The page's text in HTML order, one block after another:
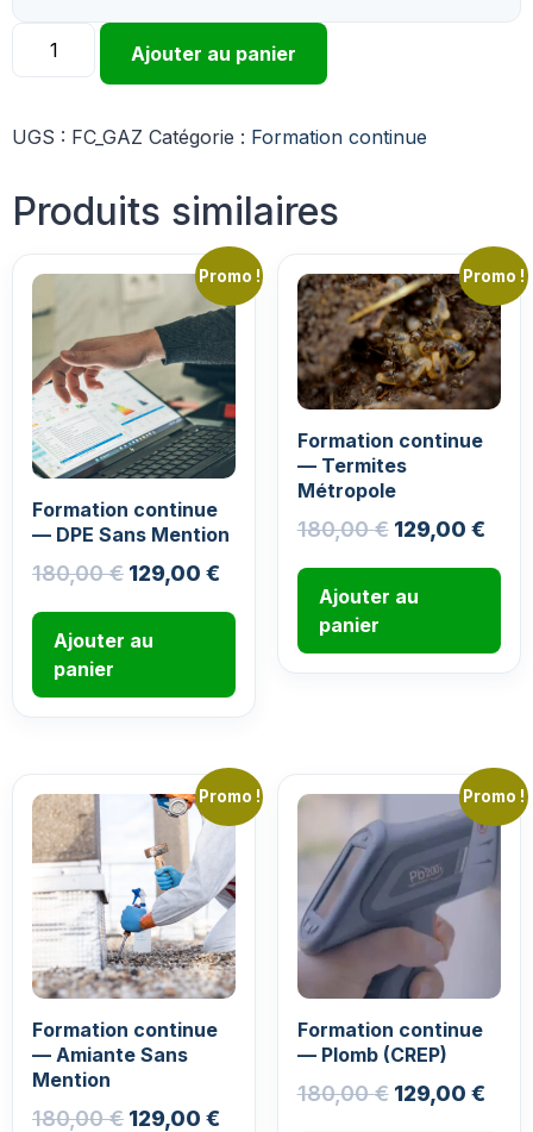
Ajouter au panier
UGS : FC_GAZ Catégorie : Formation continue
Produits similaires
Promo !
Formation continue
— DPE Sans Mention
180,00€ 129,00 €
Ajouter au
panier
Promo !
Formation continue
— Termites
Métropole
180,00€ 129,00 €
Ajouter au
panier
Promo !
Formation continue
— Amiante Sans
Mention
180,00€ 129,00 €
Promo !
Formation continue
— Plomb (CREP)
180,00€ 129,00 €